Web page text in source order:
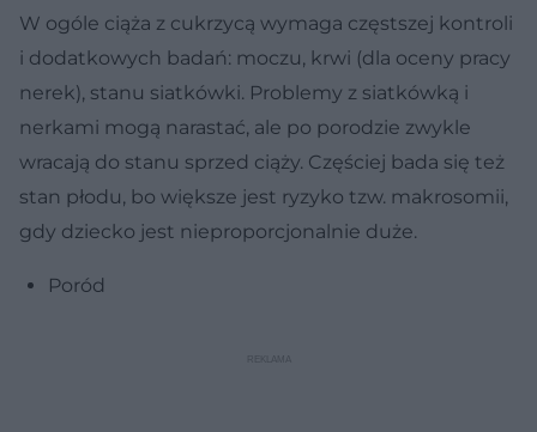
W ogóle ciąża z cukrzycą wymaga częstszej kontroli
i dodatkowych badań: moczu, krwi (dla oceny pracy
nerek), stanu siatkówki. Problemy z siatkówką i
nerkami mogą narastać, ale po porodzie zwykle
wracają do stanu sprzed ciąży. Częściej bada się też
stan płodu, bo większe jest ryzyko tzw. makrosomii,
gdy dziecko jest nieproporcjonalnie duże.
Poród